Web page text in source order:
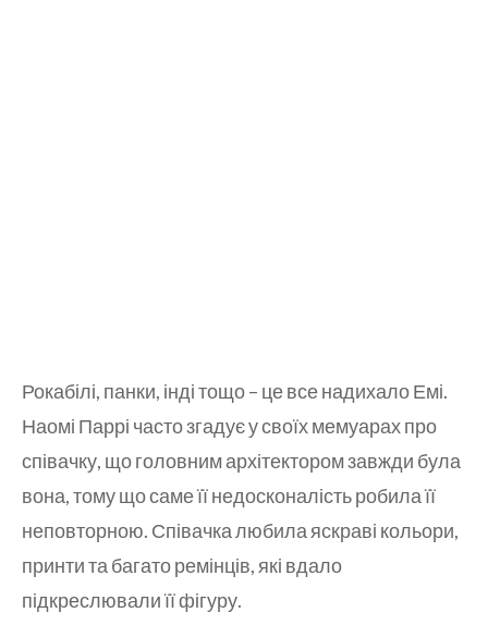
Рокабілі, панки, інді тощо – це все надихало Емі.
Наомі Паррі часто згадує у своїх мемуарах про
співачку, що головним архітектором завжди була
вона, тому що саме її недосконалість робила її
неповторною. Співачка любила яскраві кольори,
принти та багато ремінців, які вдало
підкреслювали її фігуру.